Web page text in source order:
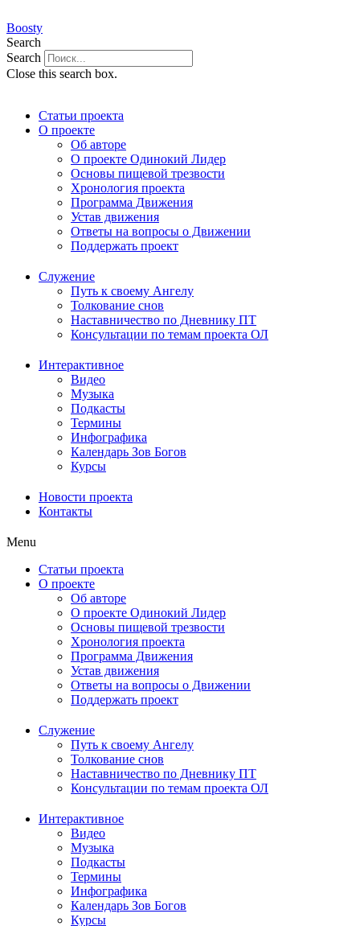
к
содержимому
Boosty
Search
Search
Close this search box.
Статьи проекта
О проекте
Об авторе
О проекте Одинокий Лидер
Основы пищевой трезвости
Хронология проекта
Программа Движения
Устав движения
Ответы на вопросы о Движении
Поддержать проект
Служение
Путь к своему Ангелу
Толкование снов
Наставничество по Дневнику ПТ
Консультации по темам проекта ОЛ
Интерактивное
Видео
Музыка
Подкасты
Термины
Инфографика
Календарь Зов Богов
Курсы
Новости проекта
Контакты
Menu
Статьи проекта
О проекте
Об авторе
О проекте Одинокий Лидер
Основы пищевой трезвости
Хронология проекта
Программа Движения
Устав движения
Ответы на вопросы о Движении
Поддержать проект
Служение
Путь к своему Ангелу
Толкование снов
Наставничество по Дневнику ПТ
Консультации по темам проекта ОЛ
Интерактивное
Видео
Музыка
Подкасты
Термины
Инфографика
Календарь Зов Богов
Курсы